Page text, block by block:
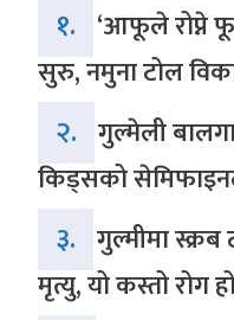
१. ‘आफूले रोप्ने
सुरु, नमुना टोल
२. गुल्मेली
किड्सको
३. गुल्मीमा
मृत्यु, यो कस्तो रोग